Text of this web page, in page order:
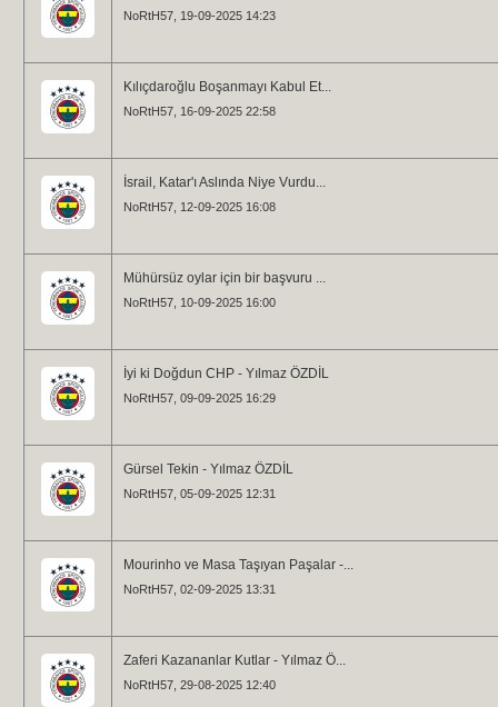
NoRtH57 , 19-09-2025 14:23
Kılıçdaroğlu Boşanmayı Kabul Et...
NoRtH57 , 16-09-2025 22:58
İsrail, Katar'ı Aslında Niye Vurdu...
NoRtH57 , 12-09-2025 16:08
Mühürsüz oylar için bir başvuru ...
NoRtH57 , 10-09-2025 16:00
İyi ki Doğdun CHP - Yılmaz ÖZDİL
NoRtH57 , 09-09-2025 16:29
Gürsel Tekin - Yılmaz ÖZDİL
NoRtH57 , 05-09-2025 12:31
Mourinho ve Masa Taşıyan Paşalar -...
NoRtH57 , 02-09-2025 13:31
Zaferi Kazananlar Kutlar - Yılmaz Ö...
NoRtH57 , 29-08-2025 12:40